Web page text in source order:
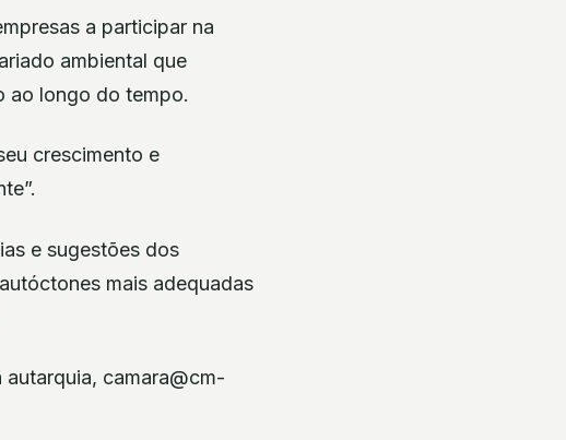
a participar na
ambiental que
ao longo do tempo.
crescimento e
e sugestões dos
mais adequadas
camara@cm-